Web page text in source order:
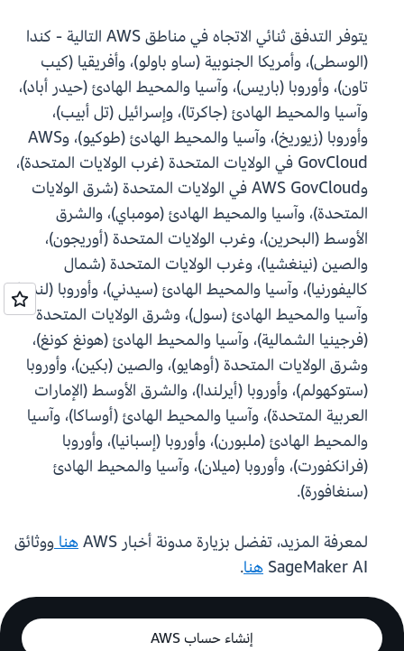
يتوفر التدفق ثنائي الاتجاه في مناطق AWS التالية - كندا
(الوسطى)، وأمريكا الجنوبية (ساو باولو)، وأفريقيا (كيب
تاون)، وأوروبا (باريس)، وآسيا والمحيط الهادئ (حيدر أباد)،
وآسيا والمحيط الهادئ (جاكرتا)، وإسرائيل (تل أبيب)،
وأوروبا (زيوريخ)، وآسيا والمحيط الهادئ (طوكيو)، وAWS
GovCloud في الولايات المتحدة (غرب الولايات المتحدة)،
وAWS GovCloud في الولايات المتحدة (شرق الولايات
المتحدة)، وآسيا والمحيط الهادئ (مومباي)، والشرق
الأوسط (البحرين)، وغرب الولايات المتحدة (أوريجون)،
والصين (نينغشيا)، وغرب الولايات المتحدة (شمال
كاليفورنيا)، وآسيا والمحيط الهادئ (سيدني)، وأوروبا (لندن)،
وآسيا والمحيط الهادئ (سول)، وشرق الولايات المتحدة
(فرجينيا الشمالية)، وآسيا والمحيط الهادئ (هونغ كونغ)،
وشرق الولايات المتحدة (أوهايو)، والصين (بكين)، وأوروبا
(ستوكهولم)، وأوروبا (أيرلندا)، والشرق الأوسط (الإمارات
العربية المتحدة)، وآسيا والمحيط الهادئ (أوساكا)، وآسيا
والمحيط الهادئ (ملبورن)، وأوروبا (إسبانيا)، وأوروبا
(فرانكفورت)، وأوروبا (ميلان)، وآسيا والمحيط الهادئ
(سنغافورة).
لمعرفة المزيد، تفضل بزيارة مدونة أخبار AWS هناووثائق
SageMaker AI هنا.
إنشاء حساب AWS